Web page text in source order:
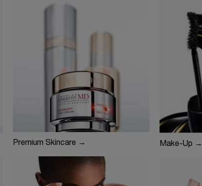
Premium Skincare → Make-Up →